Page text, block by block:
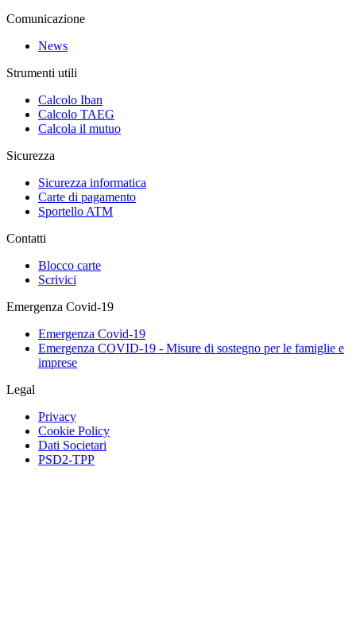
Comunicazione
News
Strumenti utili
Calcolo Iban
Calcolo TAEG
Calcola il mutuo
Sicurezza
Sicurezza informatica
Carte di pagamento
Sportello ATM
Contatti
Blocco carte
Scrivici
Emergenza Covid-19
Emergenza Covid-19
Emergenza COVID-19 - Misure di sostegno per le famiglie e
imprese
Legal
Privacy
Cookie Policy
Dati Societari
PSD2-TPP